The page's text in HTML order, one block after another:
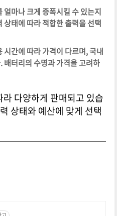
마나 크게 증폭시킬 수 있는지
태에 따라 적합한 출력을 선택
시간에 따라 가격이 다르며, 국내
배터리의 수명과 가격을 고려하
다양하게 판매되고 있습
상태와 예산에 맞게 선택